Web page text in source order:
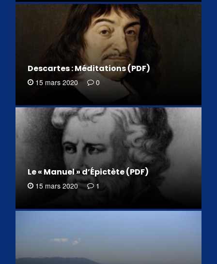
Descartes : Méditations (PDF)
15 mars 2020 0
Le « Manuel » d’Épictète (PDF)
15 mars 2020 1